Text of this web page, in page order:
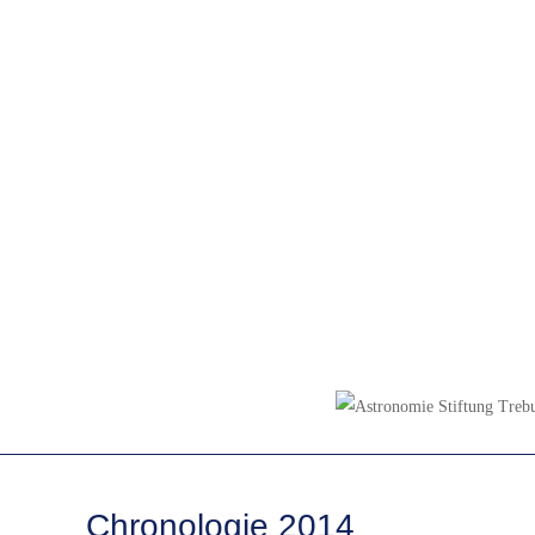
Chronologie 2014